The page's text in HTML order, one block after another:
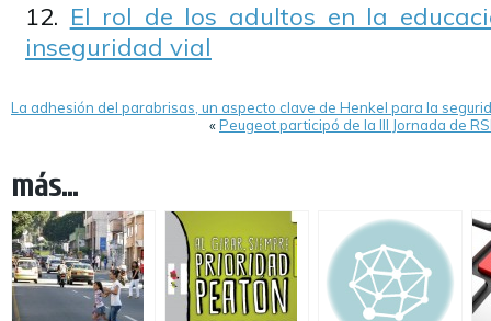
El rol de los adultos en la
inseguridad vial
La adhesión del parabrisas, un aspecto clave de Henkel para la
«Peugeot participó de la III Jornada de
más...